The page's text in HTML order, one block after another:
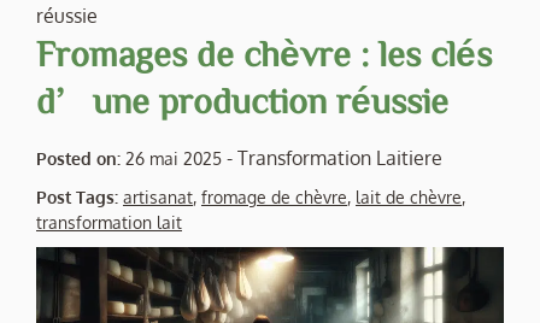
réussie
Fromages de chèvre : les clés
d’une production réussie
Posted on: 26 mai 2025 - Transformation Laitiere
Post Tags: artisanat, fromage de chèvre, lait de chèvre,
transformation lait